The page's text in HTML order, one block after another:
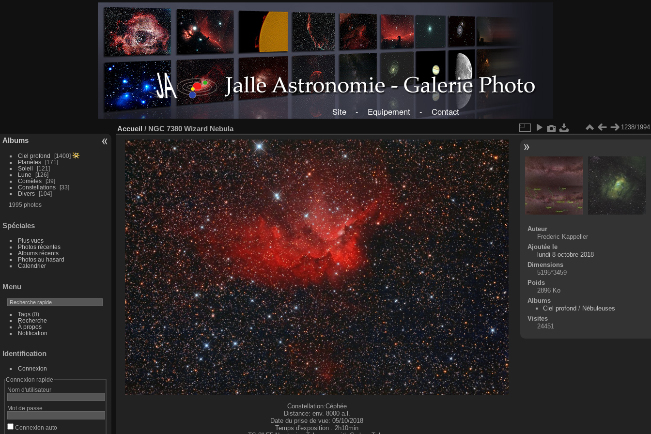
Site - Equipement - Contact
Albums
Ciel profond
1400
Planètes
171
Soleil
121
Lune
126
Comètes
39
Constellations
33
Divers
104
1995 photos
Spéciales
Plus vues
Photos récentes
Albums récents
Photos au hasard
Calendrier
Menu
Tags(0)
Recherche
À propos
Notification
Identification
Connexion
Connexion rapide
Nom d'utilisateur
Mot de passe
Connexion auto
Accueil / NGC 7380 Wizard Nebula 1238/1994
Constellation:Céphée
Distance: env. 8000 a.l.
Date du prise de vue: 05/10/2018
Temps d'exposition : 2h10min
Auteur
Frederic Kappeller
Ajoutée le
lundi 8 octobre 2018
Dimensions
5195*3459
Poids
2896 Ko
Albums
Ciel profond / Nébuleuses
Visites
24451